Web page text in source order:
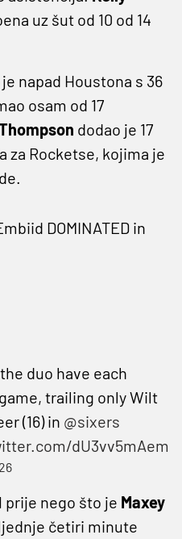
uz šut od 10 od 14
napad Houstona s 36
osam od 17
dodao je 17
za Rocketse, kojima je
DOMINATED in
duo have each
trailing only Wilt
(16) in @sixers
dU3vv5mAem
prije nego što je Maxey
četiri minute